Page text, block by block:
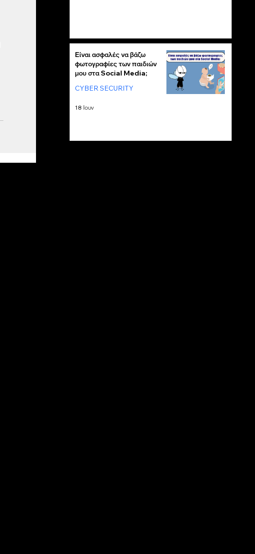
Είναι ασφαλές να βάζω
φωτογραφίες των παιδιών
μου στα Social Media;
CYBER SECURITY
18 Ιουν